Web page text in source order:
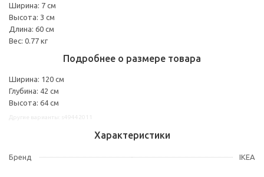
Ширина: 7 см
Высота: 3 см
Длина: 60 см
Вес: 0.77 кг
Подробнее о размере товара
Ширина: 120 см
Глубина: 42 см
Высота: 64 см
Характеристики
Бренд IKEA